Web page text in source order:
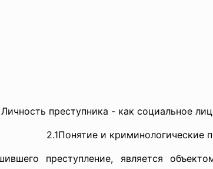
преступника - как социальное
2.1Понятие и криминологические
преступление, является